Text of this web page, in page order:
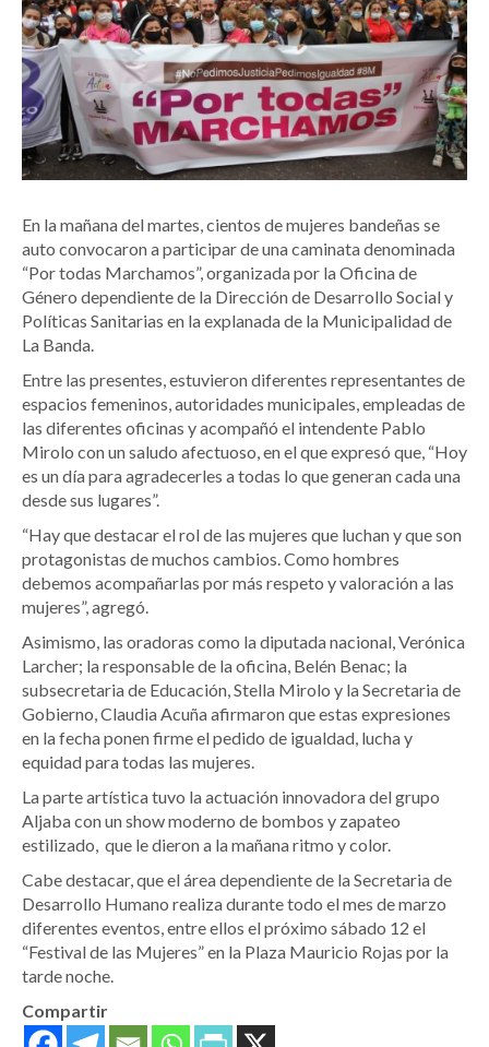
En la mañana del martes, cientos de mujeres bandeñas se
auto convocaron a participar de una caminata denominada
“Por todas Marchamos”, organizada por la Oficina de
Género dependiente de la Dirección de Desarrollo Social y
Políticas Sanitarias en la explanada de la Municipalidad de
La Banda.
Entre las presentes, estuvieron diferentes representantes de
espacios femeninos, autoridades municipales, empleadas de
las diferentes oficinas y acompañó el intendente Pablo
Mirolo con un saludo afectuoso, en el que expresó que, “Hoy
es un día para agradecerles a todas lo que generan cada una
desde sus lugares”.
“Hay que destacar el rol de las mujeres que luchan y que son
protagonistas de muchos cambios. Como hombres
debemos acompañarlas por más respeto y valoración a las
mujeres”, agregó.
Asimismo, las oradoras como la diputada nacional, Verónica
Larcher; la responsable de la oficina, Belén Benac; la
subsecretaria de Educación, Stella Mirolo y la Secretaria de
Gobierno, Claudia Acuña afirmaron que estas expresiones
en la fecha ponen firme el pedido de igualdad, lucha y
equidad para todas las mujeres.
La parte artística tuvo la actuación innovadora del grupo
Aljaba con un show moderno de bombos y zapateo
estilizado, que le dieron a la mañana ritmo y color.
Cabe destacar, que el área dependiente de la Secretaria de
Desarrollo Humano realiza durante todo el mes de marzo
diferentes eventos, entre ellos el próximo sábado 12 el
“Festival de las Mujeres” en la Plaza Mauricio Rojas por la
tarde noche.
Compartir